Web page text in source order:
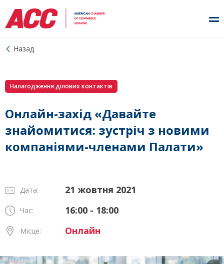
Назад
Налагодження ділових контактів
Онлайн-захід «Давайте
знайомитися: зустріч з новими
компаніями-членами Палати»
Дата: 21 жовтня 2021
Час: 16:00 - 18:00
Місце: Онлайн